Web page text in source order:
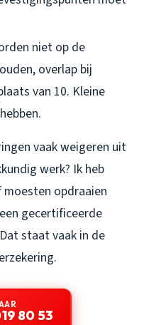
niet op de
overlap bij
van 10. Kleine
vaak weigeren uit
werk? Ik heb
opdraaien
gecertificeerde
staat vaak in de
80 53